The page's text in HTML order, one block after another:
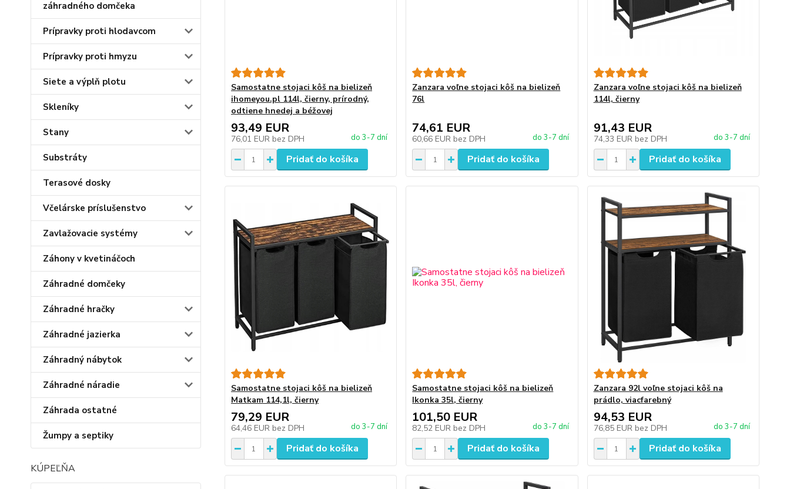
záhradného domčeka
Prípravky proti hlodavcom
Prípravky proti hmyzu
Siete a výplň plotu
Skleníky
Stany
Substráty
Terasové dosky
Včelárske príslušenstvo
Zavlažovacie systémy
Záhony v kvetináčoch
Záhradné domčeky
Záhradné hračky
Záhradné jazierka
Záhradný nábytok
Záhradné náradie
Záhrada ostatné
Žumpy a septiky
KÚPEĽŇA
Samostatne stojaci kôš na bielizeň
ihomeyou.pl 114l, čierny, prírodný,
odtiene hnedej a béžovej
93,49 EUR
76,01 EUR bez DPH do 3-7 dní
Pridať do košíka
Zanzara voľne stojaci kôš na bielizeň
76l
74,61 EUR
60,66 EUR bez DPH do 3-7 dní
Pridať do košíka
Zanzara voľne stojaci kôš na bielizeň
114l, čierny
91,43 EUR
74,33 EUR bez DPH do 3-7 dní
Pridať do košíka
Samostatne stojaci kôš na bielizeň
Matkam 114,1l, čierny
79,29 EUR
64,46 EUR bez DPH do 3-7 dní
Pridať do košíka
Samostatne stojaci kôš na bielizeň
Ikonka 35l, čierny
101,50 EUR
82,52 EUR bez DPH do 3-7 dní
Pridať do košíka
Zanzara 92l voľne stojaci kôš na
prádlo, viacfarebný
94,53 EUR
76,85 EUR bez DPH do 3-7 dní
Pridať do košíka